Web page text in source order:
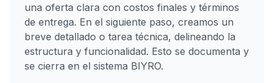
una oferta clara con costos finales y términos
de entrega. En el siguiente paso, creamos un
breve detallado o tarea técnica, delineando la
estructura y funcionalidad. Esto se documenta y
se cierra en el sistema BIYRO.